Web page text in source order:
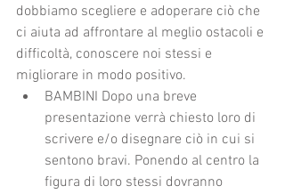
dobbiamo scegliere e adoperare ciò che
ci aiuta ad affrontare al meglio ostacoli e
difficoltà, conoscere noi stessi e
migliorare in modo positivo.
BAMBINI Dopo una breve
presentazione verrà chiesto loro di
scrivere e/o disegnare ciò in cui si
sentono bravi. Ponendo al centro la
figura di loro stessi dovranno